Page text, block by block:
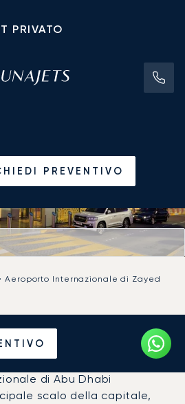
PRIVATO
PREVENTIVO
Aeroporto Internazionale di Zayed
jet privato per
di Zayed (AUH)
di Abu Dhabi
scalo della capitale,